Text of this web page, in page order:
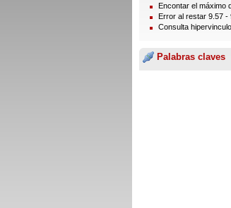
Encontar el máximo
Error al restar 9.57 -
Consulta
Palabras claves